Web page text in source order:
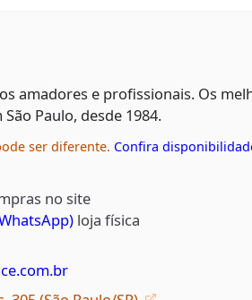
amadores e profissionais. Os
Paulo, desde 1984.
ser diferente. Confira
no site
loja física